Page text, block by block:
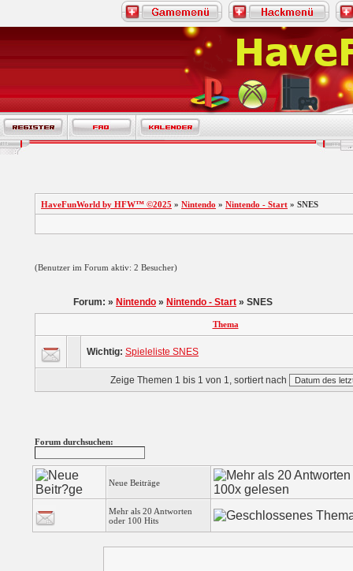
HaveFunWorld by HFW™ ©2025 » Nintendo » Nintendo - Start » SNES
(Benutzer im Forum aktiv: 2 Besucher)
Forum: » Nintendo » Nintendo - Start » SNES
Thema
Wichtig: Spieleliste SNES
Zeige Themen 1 bis 1 von 1, sortiert nach
Forum durchsuchen:
Neue Beiträge
Mehr als 20 Antworten
oder 100 Hits